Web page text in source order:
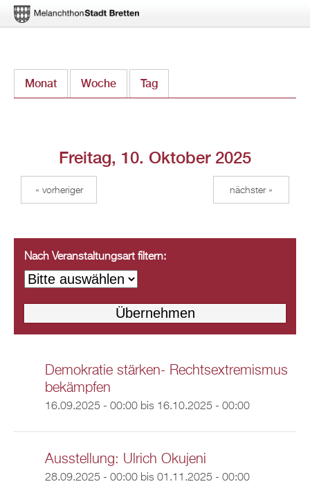
zum
Monat Woche Tag
Freitag, 10. Oktober 2025
« vorheriger nächster »
Nach Veranstaltungsart filtern:
Demokratie stärken- Rechtsextremismus
bekämpfen
16.09.2025 - 00:00bis 16.10.2025 - 00:00
Ausstellung: Ulrich Okujeni
28.09.2025 - 00:00bis 01.11.2025 - 00:00